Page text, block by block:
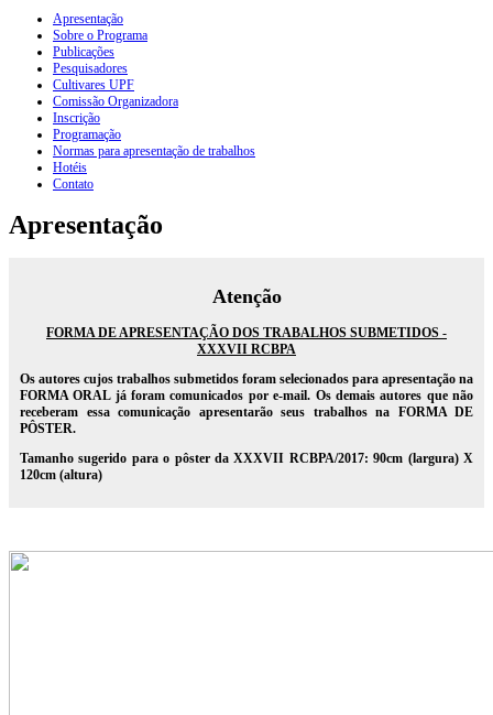
Apresentação
Sobre o Programa
Publicações
Pesquisadores
Cultivares UPF
Comissão Organizadora
Inscrição
Programação
Normas para apresentação de trabalhos
Hotéis
Contato
Apresentação
Atenção
FORMA DE APRESENTAÇÃO DOS TRABALHOS SUBMETIDOS -
XXXVII RCBPA
Os autores cujos trabalhos submetidos foram selecionados para apresentação na
FORMA ORAL já foram comunicados por e-mail. Os demais autores que não
receberam essa comunicação apresentarão seus trabalhos na FORMA DE
PÔSTER.
Tamanho sugerido para o pôster da XXXVII RCBPA/2017: 90cm (largura) X
120cm (altura)